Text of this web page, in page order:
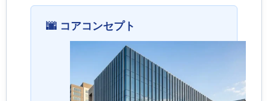
🌆 コアコンセプト